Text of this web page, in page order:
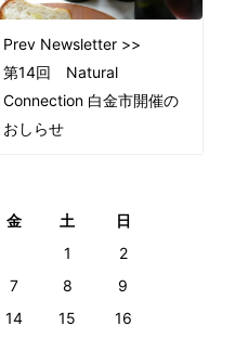
Prev Newsletter >>
第14回 Natural
Connection 白金市開催の
おしらせ
金 土 日
1
2
7 8
9
14 15
16